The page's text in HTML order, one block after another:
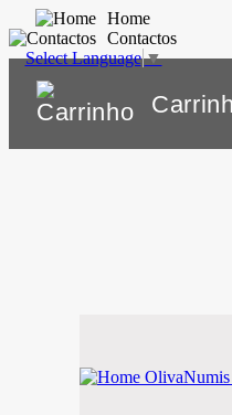
Home
Contactos
Select Language▼